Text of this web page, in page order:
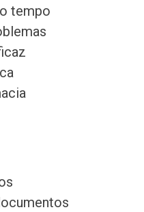
tempo